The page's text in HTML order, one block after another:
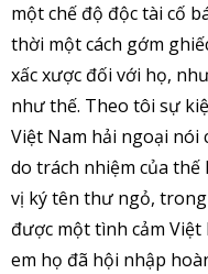
một chế độ độc tài cố
thời một cách gớm
xấc xược đối với họ,
như thế. Theo tôi sự
Việt Nam hải ngoại
do trách nhiệm của thế
vị ký tên thư ngỏ,
được một tình cảm Việt
em họ đã hội nhập